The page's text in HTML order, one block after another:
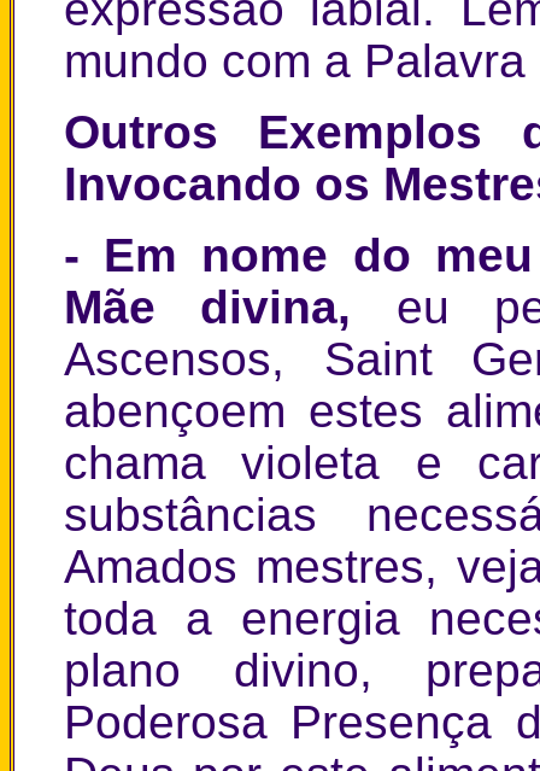
mundo com a
Outros Exemplos
Invocando os
- Em nome do
Mãe divina, eu
Ascensos, Saint
abençoem estes
chama violeta e
substâncias
Amados mestres,
toda a energia
plano divino,
Poderosa Presença